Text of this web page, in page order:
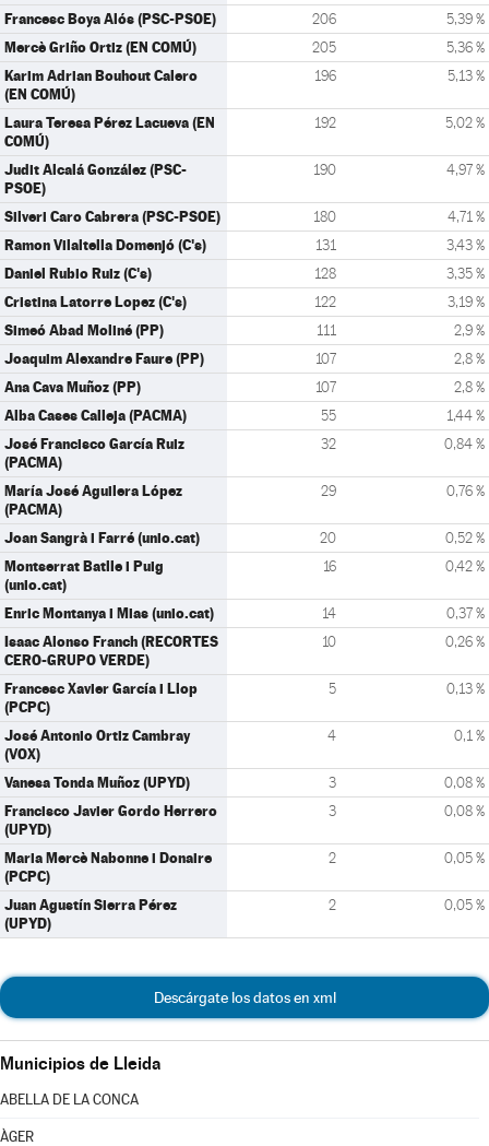
Francesc Boya Alós (PSC-PSOE) 206 5,39 %
Mercè Griño Ortiz (EN COMÚ) 205 5,36 %
Karim Adrian Bouhout Calero
(EN COMÚ)
196 5,13 %
Laura Teresa Pérez Lacueva (EN
COMÚ)
192 5,02 %
Judit Alcalá González (PSC-
PSOE)
190 4,97 %
Silveri Caro Cabrera (PSC-PSOE) 180 4,71 %
Ramon Vilaltella Domenjó (C's) 131 3,43 %
Daniel Rubio Ruiz (C's) 128 3,35 %
Cristina Latorre Lopez (C's) 122 3,19 %
Simeó Abad Moliné (PP) 111 2,9 %
Joaquim Alexandre Faure (PP) 107 2,8 %
Ana Cava Muñoz (PP) 107 2,8 %
Alba Cases Calleja (PACMA) 55 1,44 %
José Francisco García Ruiz
(PACMA)
32 0,84 %
María José Aguilera López
(PACMA)
29 0,76 %
Joan Sangrà i Farré (unio.cat) 20 0,52 %
Montserrat Batlle i Puig
(unio.cat)
16 0,42 %
Enric Montanya i Mias (unio.cat) 14 0,37 %
Isaac Alonso Franch (RECORTES
CERO-GRUPO VERDE)
10 0,26 %
Francesc Xavier García i Llop
(PCPC)
5 0,13 %
José Antonio Ortiz Cambray
(VOX)
4 0,1 %
Vanesa Tonda Muñoz (UPYD) 3 0,08 %
Francisco Javier Gordo Herrero
(UPYD)
3 0,08 %
Maria Mercè Nabonne i Donaire
(PCPC)
2 0,05 %
Juan Agustín Sierra Pérez
(UPYD)
2 0,05 %
Descárgate los datos en xml
Municipios de Lleida
ABELLA DE LA CONCA
ÀGER